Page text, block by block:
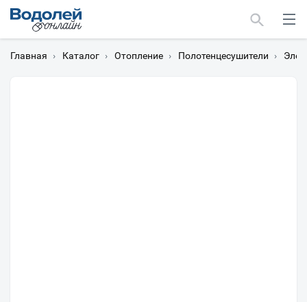
Главная › Каталог › Отопление › Полотенцесушители ›